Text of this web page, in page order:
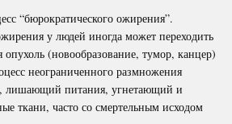
в
России)
“бюрократического ожирения”.
у людей иногда может переходить
опухоль (новообразование, тумор, канцер)
неограниченного размножения
лишающий питания, угнетающий и
ткани, часто со смертельным исходом